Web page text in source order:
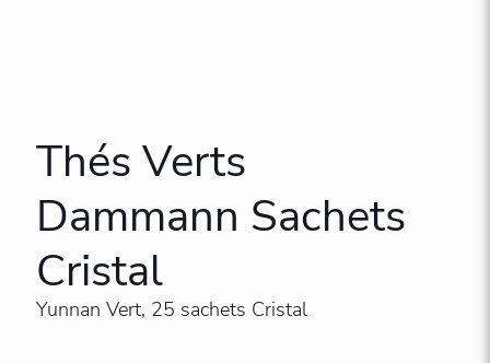
Thés Verts
Dammann Sachets
Cristal
Yunnan Vert, 25 sachets Cristal